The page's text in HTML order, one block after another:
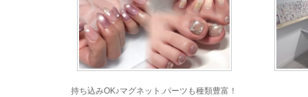
持ち込みOK♪マグネット.パーツも種類豊富！